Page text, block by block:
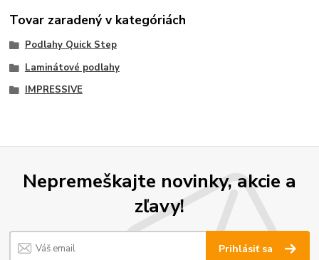
Tovar zaradený v kategóriách
Podlahy Quick Step
Laminátové podlahy
IMPRESSIVE
Nepremeškajte novinky, akcie a
zľavy!
Prihlásiť sa